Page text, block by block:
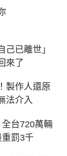
己已離世」
來了
製作人還原
法介入
台720萬輛
罰3千